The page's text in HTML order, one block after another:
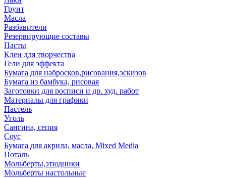
Грунт
Масла
Разбавители
Резервирующие составы
Пасты
Клеи для творчества
Гели для эффекта
Бумага для набросков,рисования,эскизов
Бумага из бамбука, рисовая
Заготовки для росписи и др. худ. работ
Материалы для графики
Пастель
Уголь
Сангина, сепия
Соус
Бумага для акрила, масла, Mixed Media
Поталь
Мольберты,этюдники
Мольберты настольные